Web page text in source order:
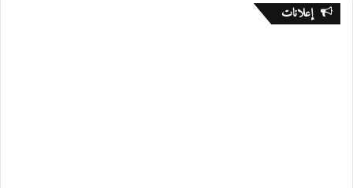
إعلانات